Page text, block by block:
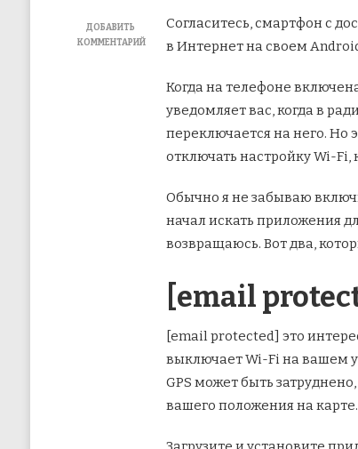
ДОБАВИТЬ
КОММЕНТАРИЙ
АВТОМАТИЧЕСКОГО
Согласитесь, смартфон с
в Интернет на своем
Когда на телефоне
уведомляет вас, когда в
переключается на него. Но
отключать настройку Wi-Fi,
Обычно я не забываю
начал искать приложения
возвращаюсь. Вот два,
[email
[email protected] это
выключает Wi-Fi на вашем
GPS может быть
вашего положения на карте.